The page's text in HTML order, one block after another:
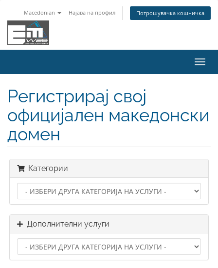
Macedonian Најава на профил Потрошувачка кошничка
ја
Регистрирај свој
официјален македонски
домен
Категории
Дополнителни услуги